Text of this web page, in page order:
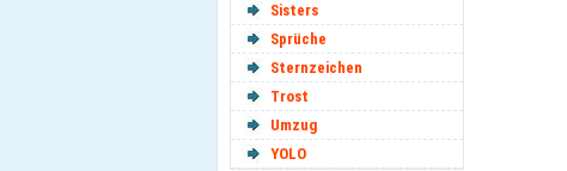
Sisters
Sprüche
Sternzeichen
Trost
Umzug
YOLO